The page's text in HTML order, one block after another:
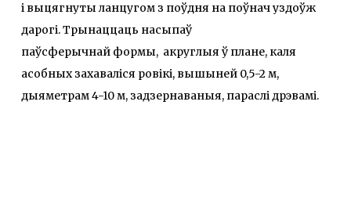
і выцягнуты ланцугом з поўдня на поўнач уздоўж
дарогі. Трынаццаць насыпаў
паўсферычнай формы, акруглыя ў плане, каля
асобных захаваліся ровікі, вышыней 0,5-2 м,
дыяметрам 4-10 м, задзернаваныя, параслі дрэвамі.